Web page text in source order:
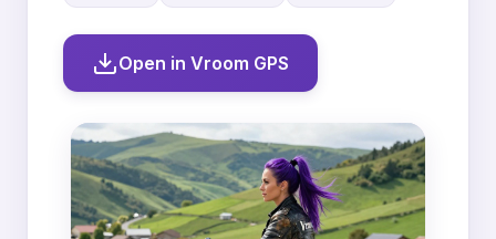
Open in Vroom GPS